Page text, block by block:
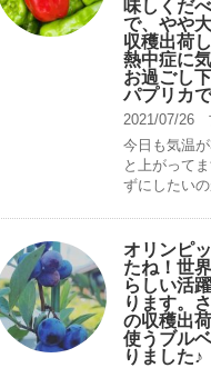
味しくだ
で、やや
収穫出荷
熱中症に
お過ごし
パプリカで
2021/07/26
今日も気温
と上がって
ずにしたい
オリンピ
たね！世
らしい活
ります。
の収穫出
使うブル
りました♪